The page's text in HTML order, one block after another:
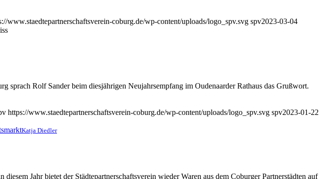
www.staedtepartnerschaftsverein-coburg.de/wp-content/uploads/logo_spv.svg spv2023-03-04
sprach Rolf Sander beim diesjährigen Neujahrsempfang im Oudenaarder Rathaus das Grußwort.
https://www.staedtepartnerschaftsverein-coburg.de/wp-content/uploads/logo_spv.svg spv2023-01-22
Katja Diedler
Jahr bietet der Städte­partner­schafts­verein wieder Waren aus dem Coburger Partnerstädten auf